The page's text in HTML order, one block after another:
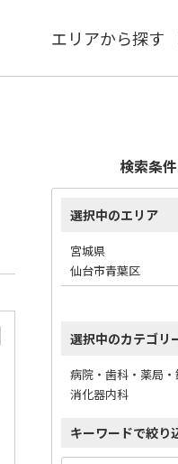
エリアから探す
検索条
選択中のエリア
宮城県
仙台市青葉区
選択中のカテゴリ
消化器内科
キーワードで絞り